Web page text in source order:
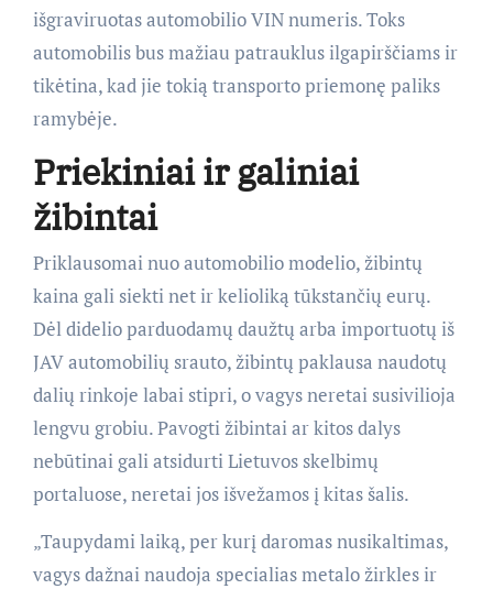
išgraviruotas automobilio VIN numeris. Toks
automobilis bus mažiau patrauklus ilgapirščiams ir
tikėtina, kad jie tokią transporto priemonę paliks
ramybėje.
Priekiniai ir galiniai
žibintai
Priklausomai nuo automobilio modelio, žibintų
kaina gali siekti net ir kelioliką tūkstančių eurų.
Dėl didelio parduodamų daužtų arba importuotų iš
JAV automobilių srauto, žibintų paklausa naudotų
dalių rinkoje labai stipri, o vagys neretai susivilioja
lengvu grobiu. Pavogti žibintai ar kitos dalys
nebūtinai gali atsidurti Lietuvos skelbimų
portaluose, neretai jos išvežamos į kitas šalis.
„Taupydami laiką, per kurį daromas nusikaltimas,
vagys dažnai naudoja specialias metalo žirkles ir